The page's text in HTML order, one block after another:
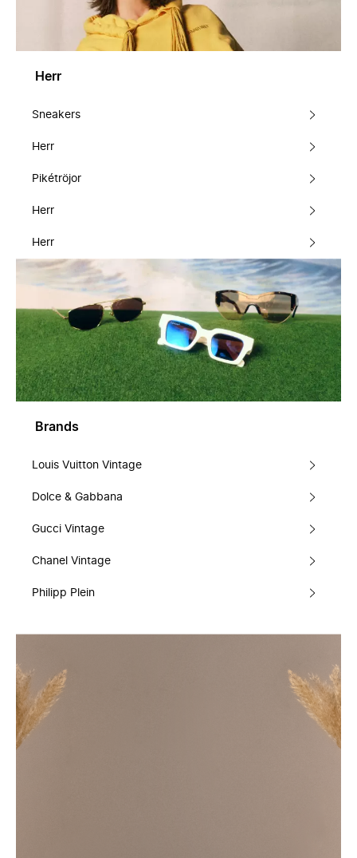
Herr
Sneakers
Herr
Pikétröjor
Herr
Herr
Brands
Louis Vuitton Vintage
Dolce & Gabbana
Gucci Vintage
Chanel Vintage
Philipp Plein